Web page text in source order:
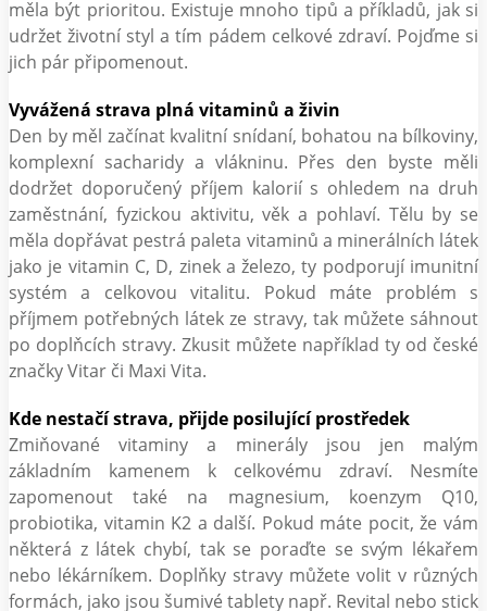
měla být prioritou. Existuje mnoho tipů a příkladů, jak si
udržet životní styl a tím pádem celkové zdraví. Pojďme si
jich pár připomenout.
Vyvážená strava plná vitaminů a živin
Den by měl začínat kvalitní snídaní, bohatou na bílkoviny,
komplexní sacharidy a vlákninu. Přes den byste měli
dodržet doporučený příjem kalorií s ohledem na druh
zaměstnání, fyzickou aktivitu, věk a pohlaví. Tělu by se
měla dopřávat pestrá paleta vitaminů a minerálních látek
jako je vitamin C, D, zinek a železo, ty podporují imunitní
systém a celkovou vitalitu. Pokud máte problém s
příjmem potřebných látek ze stravy, tak můžete sáhnout
po doplňcích stravy. Zkusit můžete například ty od české
značky Vitar či Maxi Vita.
Kde nestačí strava, přijde posilující prostředek
Zmiňované vitaminy a minerály jsou jen malým
základním kamenem k celkovému zdraví. Nesmíte
zapomenout také na magnesium, koenzym Q10,
probiotika, vitamin K2 a další. Pokud máte pocit, že vám
některá z látek chybí, tak se poraďte se svým lékařem
nebo lékárníkem. Doplňky stravy můžete volit v různých
formách, jako jsou šumivé tablety např. Revital nebo stick